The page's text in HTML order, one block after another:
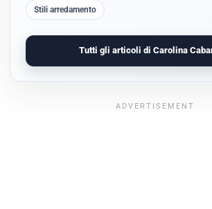
Stili arredamento
Tutti gli articoli di Carolina